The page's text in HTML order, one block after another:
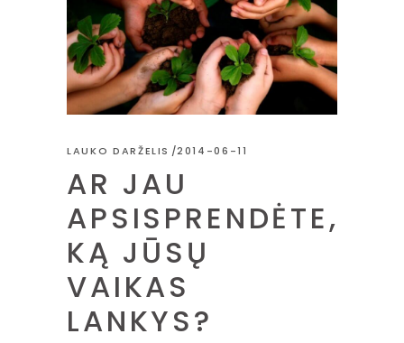
LAUKO DARŽELIS 2014-06-11
AR JAU
APSISPRENDĖTE,
KĄ JŪSŲ
VAIKAS
LANKYS?